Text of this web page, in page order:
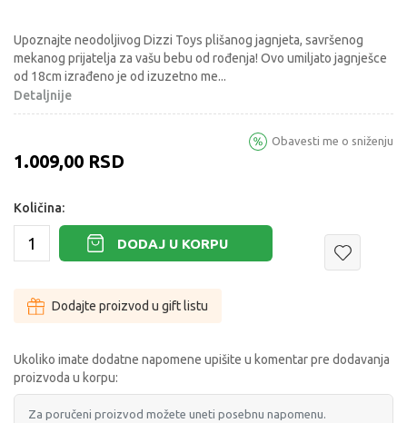
Upoznajte neodoljivog Dizzi Toys plišanog jagnjeta, savršenog
mekanog prijatelja za vašu bebu od rođenja! Ovo umiljato jagnješce
od 18cm izrađeno je od izuzetno me...
Detaljnije
1.009,00 RSD
Obavesti me o sniženju
Količina:
DODAJ U KORPU
Dodajte proizvod u gift listu
Ukoliko imate dodatne napomene upišite u komentar pre dodavanja
proizvoda u korpu: